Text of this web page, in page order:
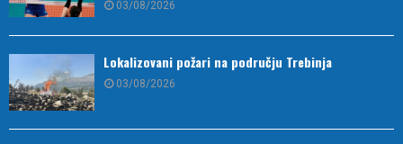
03/08/2026
Lokalizovani požari na području Trebinja
03/08/2026